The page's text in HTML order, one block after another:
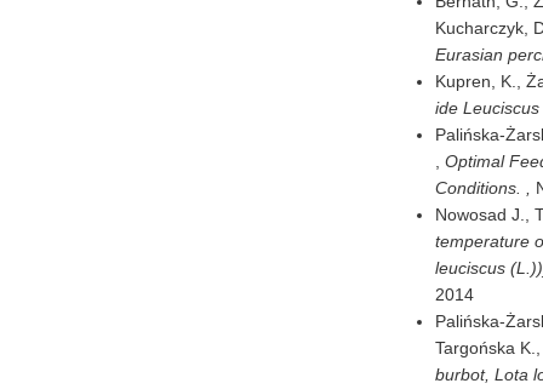
Kucharczyk,
Eurasian
Kupren, K.,
ide
Palińska-
, Optimal
Conditions. ,
Nowosad J.,
temperature
leuciscus
2014
Palińska-
Targońska
burbot, Lota